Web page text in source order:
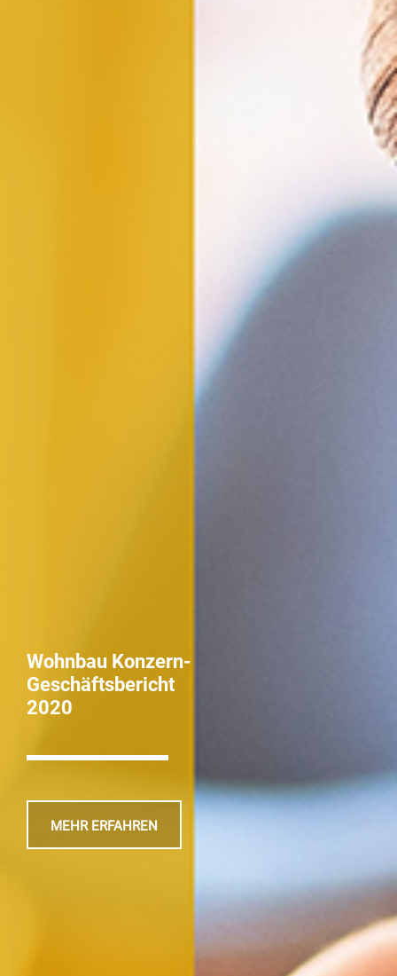
Wohnbau Konzern-
Geschäfts­bericht
2020
MEHR ERFAHREN
Ankauf und Neubau
2020